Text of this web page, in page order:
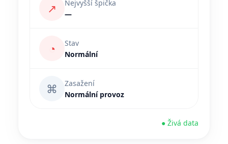
↗
Nejvyšší špička
—
◔
Stav
Normální
⌘
Zasažení
Normální provoz
● Živá data